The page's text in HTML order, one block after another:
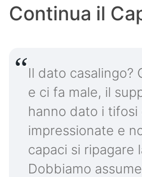
Continua il
Il dato casalingo?
e ci fa male, il
hanno dato i tifosi
impressionate e
capaci si ripagare
Dobbiamo